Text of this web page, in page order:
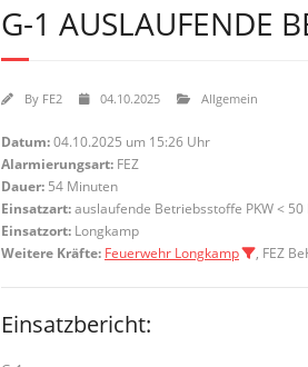
G-1 AUSLAUFENDE
By FE2 04.10.2025 Allgemein
Datum:04.10.2025 um 15:26 Uhr
Alarmierungsart: FEZ
Dauer: 54 Minuten
Einsatzart:auslaufende Betriebsstoffe PKW <
Einsatzort: Longkamp
Weitere Kräfte: Feuerwehr Longkamp , FEZ
Einsatzbericht: